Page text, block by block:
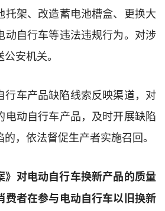
托架、改造蓄电池槽盒、更换大
动自行车等违法违规行为。对涉
安机关。
行车产品缺陷线索反映渠道，对
电动自行车产品，及时开展缺陷
，依法督促生产者实施召回。
》对电动自行车换新产品的质量
费者在参与电动自行车以旧换新